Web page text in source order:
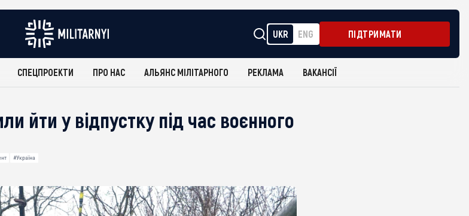
UKR ENG ПІДТРИМАТИ
СПЕЦПРОЕКТИ ПРО НАС АЛЬЯНС МІЛІТАРНОГО РЕКЛАМА ВАКАНСІЇ
йти у відпустку під час воєнного
#Україна